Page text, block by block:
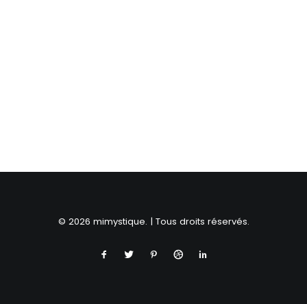
© 2026 mimystique. | Tous droits réservés.